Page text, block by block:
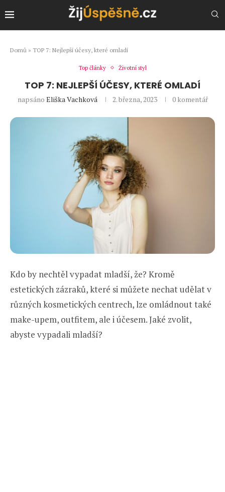
Domů » TOP 7: Nejlepší účesy, které omladí
Top články Životní styl
TOP 7: NEJLEPŠÍ ÚČESY, KTERÉ OMLADÍ
napsáno Eliška Vachková 2. března, 2023 0 komentář
Kdo by nechtěl vypadat mladší, že? Kromě
estetických zázraků, které si můžete nechat udělat v
různých kosmetických centrech, lze omládnout také
make-upem, outfitem, ale i účesem. Jaké zvolit,
abyste vypadali mladší?